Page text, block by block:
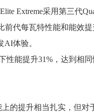
Extreme采用第三代
前代每瓦特性能和能效
AI体验。
性能提升31%，达到相
的提升相当扎实，但